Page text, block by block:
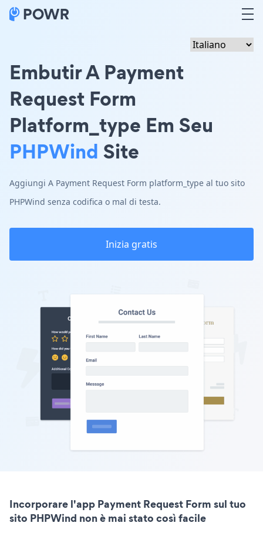
Embutir A Payment
Request Form
Platform_type Em Seu
PHPWind Site
Aggiungi A Payment Request Form platform_type al tuo sito
PHPWind senza codifica o mal di testa.
Inizia gratis
Incorporare l'app Payment Request Form sul tuo
sito PHPWind non è mai stato così facile